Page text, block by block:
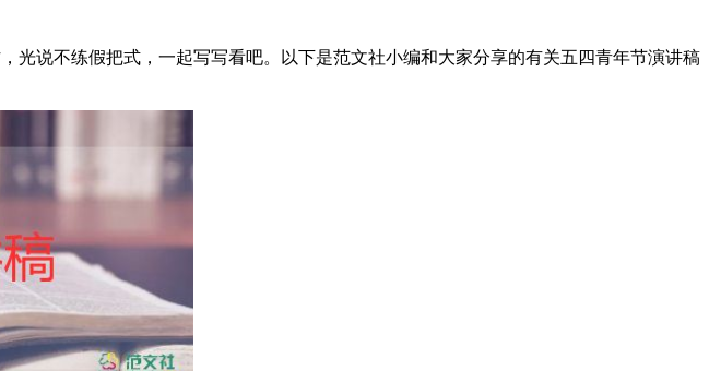
说不练假把式，一起写写看吧。以下是范文社小编和大家分享的有关五四青年节演讲稿